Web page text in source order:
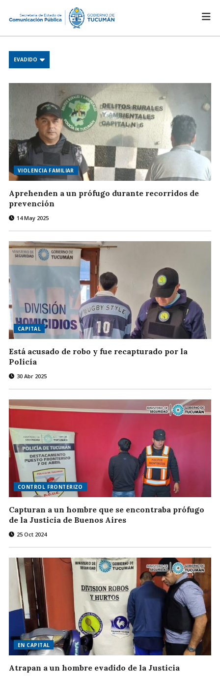
EVADIDO
VIOLENCIA FAMILIAR
Aprehenden a un prófugo durante recorridos de
prevención
14 May 2025
CAPITAL
Está acusado de robo y fue recapturado por la
Policía
30 Abr 2025
CONTROL FRONTERIZO
Capturan a un hombre que se encontraba prófugo
de la Justicia de Buenos Aires
25 Oct 2024
EN CAPITAL
Atrapan a un hombre evadido de la Justicia